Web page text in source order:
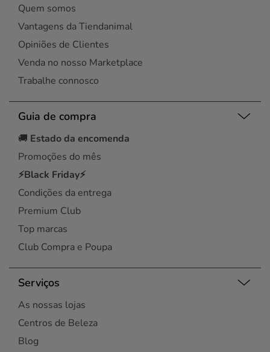
Quem somos
Vantagens da Tiendanimal
Opiniões de Clientes
Venda no nosso Marketplace
Trabalhe connosco
Guia de compra
🚚 Estado da encomenda
Promoções do mês
⚡Black Friday⚡
Condições da entrega
Premium Club
Top marcas
Club Compra e Poupa
Serviços
As nossas lojas
Centros de Beleza
Blog